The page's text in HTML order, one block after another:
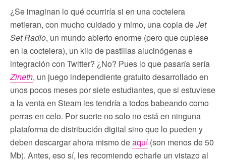
¿Se imaginan lo qué ocurriría si en una coctelera
metieran, con mucho cuidado y mimo, una copia deJet
Set Radio, un mundo abierto enorme (pero que cupiese
en la coctelera), un kilo de pastillas alucinógenas e
integración con Twitter? ¿No? Pues lo que pasaría sería
Zineth, un juego independiente gratuito desarrollado en
unos pocos meses por siete estudiantes, que si estuviese
a la venta en Steam les tendría a todos babeando como
perras en celo. Por suerte no solo no está en ninguna
plataforma de distribución digital sino que lo pueden y
deben descargar ahora mismo deaquí(son menos de 50
Mb). Antes, eso sí, les recomiendo echarle un vistazo al